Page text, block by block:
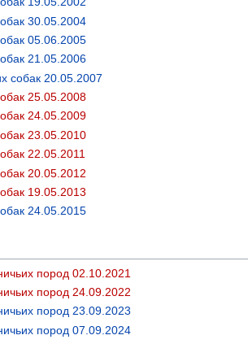
30.05.2004
05.06.2005
21.05.2006
собак 20.05.2007
25.05.2008
24.05.2009
23.05.2010
22.05.2011
20.05.2012
19.05.2013
24.05.2015
пород 02.10.2021
пород 24.09.2022
пород 23.09.2023
пород 07.09.2024